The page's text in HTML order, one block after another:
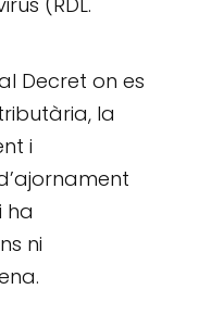
Decret on es
la
i
ha
ni